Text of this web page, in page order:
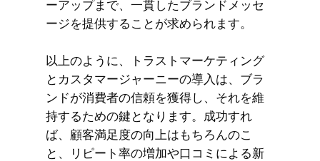
ーアップまで、一貫したブランドメッセ
ージを提供することが求められます。
以上のように、トラストマーケティング
とカスタマージャーニーの導入は、ブラ
ンドが消費者の信頼を獲得し、それを維
持するための鍵となります。成功すれ
ば、顧客満足度の向上はもちろんのこ
と、リピート率の増加や口コミによる新